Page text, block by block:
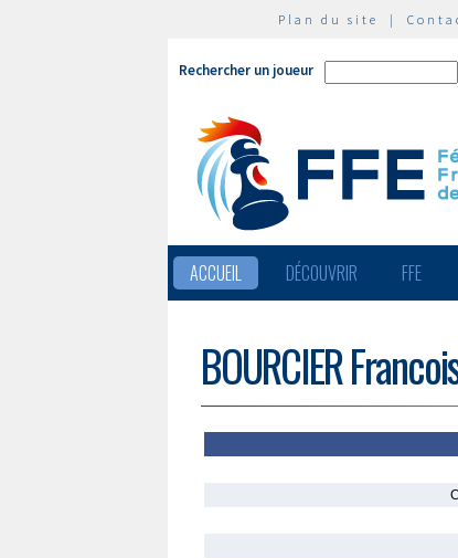
Plan du site |
Rechercher un joueur
ACCUEIL DÉCOUVRIR FFE
BOURCIER